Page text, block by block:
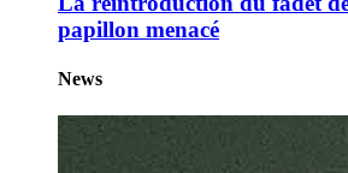
papillon menacé
News